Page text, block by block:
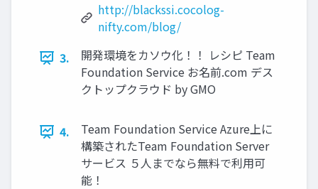
http://blackssi.cocolog-
nifty.com/blog/
3.
開発環境をカソウ化！！ レシピ Team
Foundation Service お名前.com デス
クトップクラウド by GMO
4.
Team Foundation Service Azure上に
構築されたTeam Foundation Server
サービス ５人までなら無料で利用可
能！